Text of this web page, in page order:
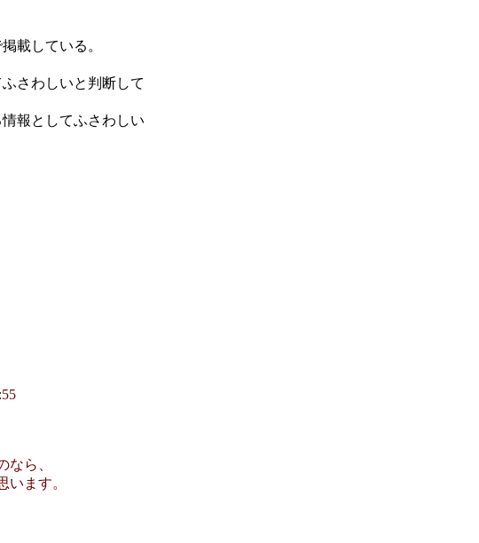
載している。
さわしいと判断して
報としてふさわしい
ら、
ます。